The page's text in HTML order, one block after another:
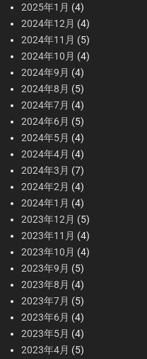
2025年1月 (4)
2024年12月 (4)
2024年11月 (5)
2024年10月 (4)
2024年9月 (4)
2024年8月 (5)
2024年7月 (4)
2024年6月 (5)
2024年5月 (4)
2024年4月 (4)
2024年3月 (7)
2024年2月 (4)
2024年1月 (4)
2023年12月 (5)
2023年11月 (4)
2023年10月 (4)
2023年9月 (5)
2023年8月 (4)
2023年7月 (5)
2023年6月 (4)
2023年5月 (4)
2023年4月 (5)